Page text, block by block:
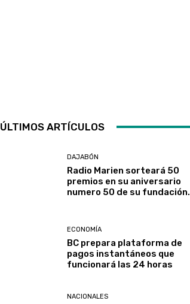
ÚLTIMOS ARTÍCULOS
DAJABÓN
Radio Marien sorteará 50
premios en su aniversario
numero 50 de su fundación.
ECONOMÍA
BC prepara plataforma de
pagos instantáneos que
funcionará las 24 horas
NACIONALES